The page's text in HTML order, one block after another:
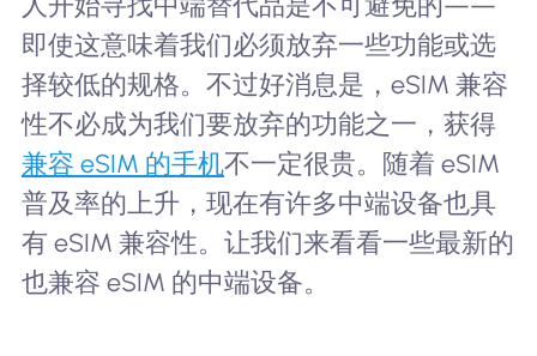
即使这意味着我们必须放弃一些功能或选
择较低的规格。不过好消息是，eSIM 兼容
性不必成为我们要放弃的功能之一，获得
兼容 eSIM 的手机不一定很贵。随着 eSIM
普及率的上升，现在有许多中端设备也具
有 eSIM 兼容性。让我们来看看一些最新的
也兼容 eSIM 的中端设备。